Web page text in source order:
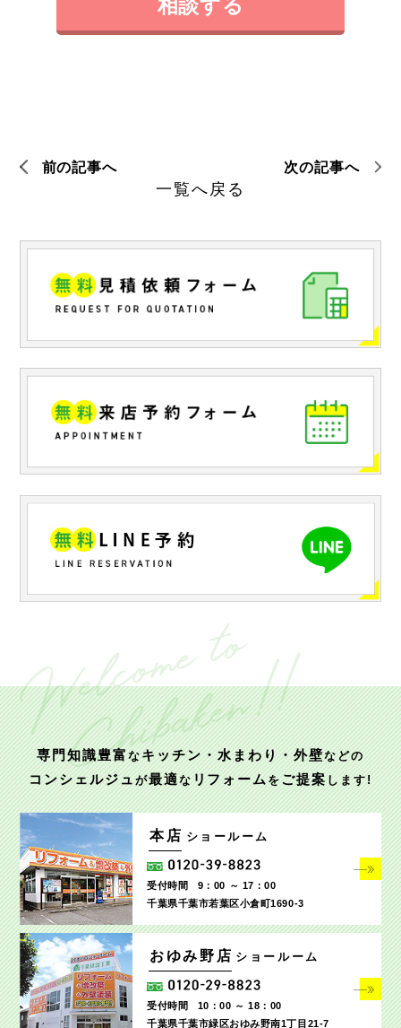
相談する
前の記事へ 次の記事へ
一覧へ戻る
専門知識豊富なキッチン・水まわり・外壁などの
コンシェルジュが最適なリフォームをご提案します!
本店 ショールーム
受付時間
9：00 ～ 17：00
千葉県千葉市若葉区小倉町1690‐3
おゆみ野店 ショールーム
受付時間
10：00 ～ 18：00
千葉県千葉市緑区おゆみ野南1丁目21-7